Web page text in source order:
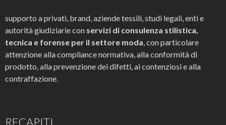
supporto a privati, brand, aziende tessili, studi legali, enti e
autorità giudiziarie con servizi di consulenza stilistica,
tecnica e forense per il settore moda , con particolare
attenzione alla compliance normativa, alla conformità di
prodotto, alla prevenzione dei difetti, ai contenziosi e alla
contraffazione.
RECAPITI